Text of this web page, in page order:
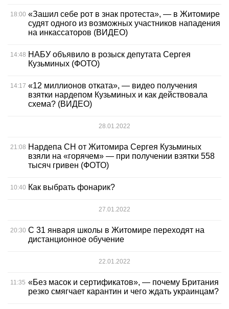
18:00 «Зашил себе рот в знак протеста», — в Житомире
судят одного из возможных участников нападения
на инкассаторов (ВИДЕО)
14:48 НАБУ объявило в розыск депутата Сергея
Кузьминых (ФОТО)
14:17 «12 миллионов отката», — видео получения
взятки нардепом Кузьминых и как действовала
схема? (ВИДЕО)
28.01.2022
21:08 Нардепа СН от Житомира Сергея Кузьминых
взяли на «горячем» — при получении взятки 558
тысяч гривен (ФОТО)
10:40 Как выбрать фонарик?
27.01.2022
20:30 С 31 января школы в Житомире переходят на
дистанционное обучение
22.01.2022
11:35 «Без масок и сертификатов», — почему Британия
резко смягчает карантин и чего ждать украинцам?